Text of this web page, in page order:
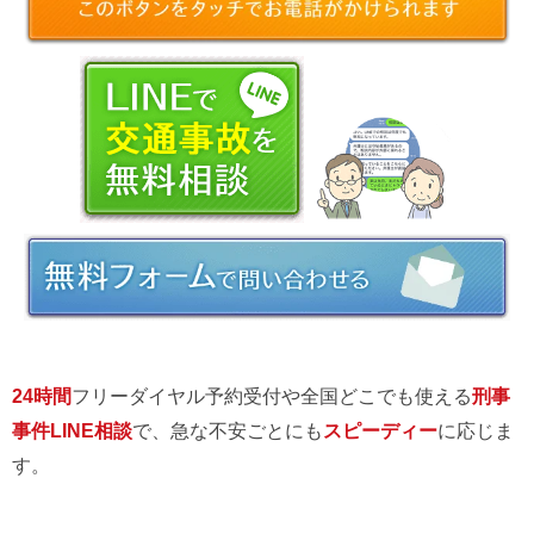
24時間フリーダイヤル予約受付や全国どこでも使える刑事
事件LINE相談で、急な不安ごとにも スピーディーに応じま
す。